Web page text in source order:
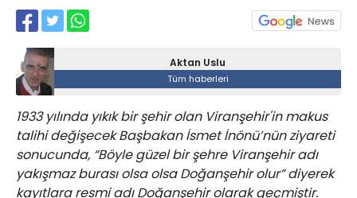
Aktan Uslu
Tüm haberleri
1933 yılında yıkık bir şehir olan Viranşehir'in makus
talihi değişecek Başbakan İsmet İnönü’nün ziyareti
sonucunda, “Böyle güzel bir şehre Viranşehir adı
yakışmaz burası olsa olsa Doğanşehir olur” diyerek
kayıtlara resmi adı Doğanşehir olarak geçmiştir.